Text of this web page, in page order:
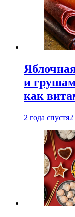
и
как
2 года спустя